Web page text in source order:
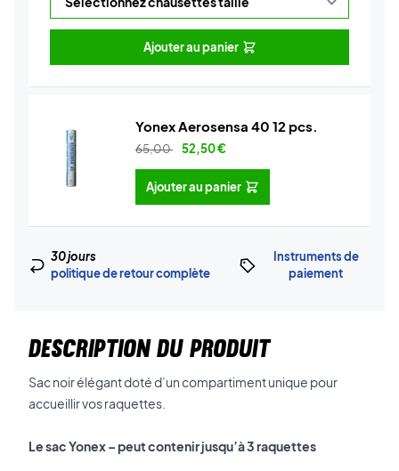
Ajouter au panier
Yonex Aerosensa 40 12 pcs.
65,00 52,50€
Ajouter au panier
30 jours
politique de retour complète
Instruments de
paiement
DESCRIPTION DU PRODUIT
Sac noir élégant doté d’un compartiment unique pour
accueillir vos raquettes.
Le sac Yonex – peut contenir jusqu’à 3 raquettes